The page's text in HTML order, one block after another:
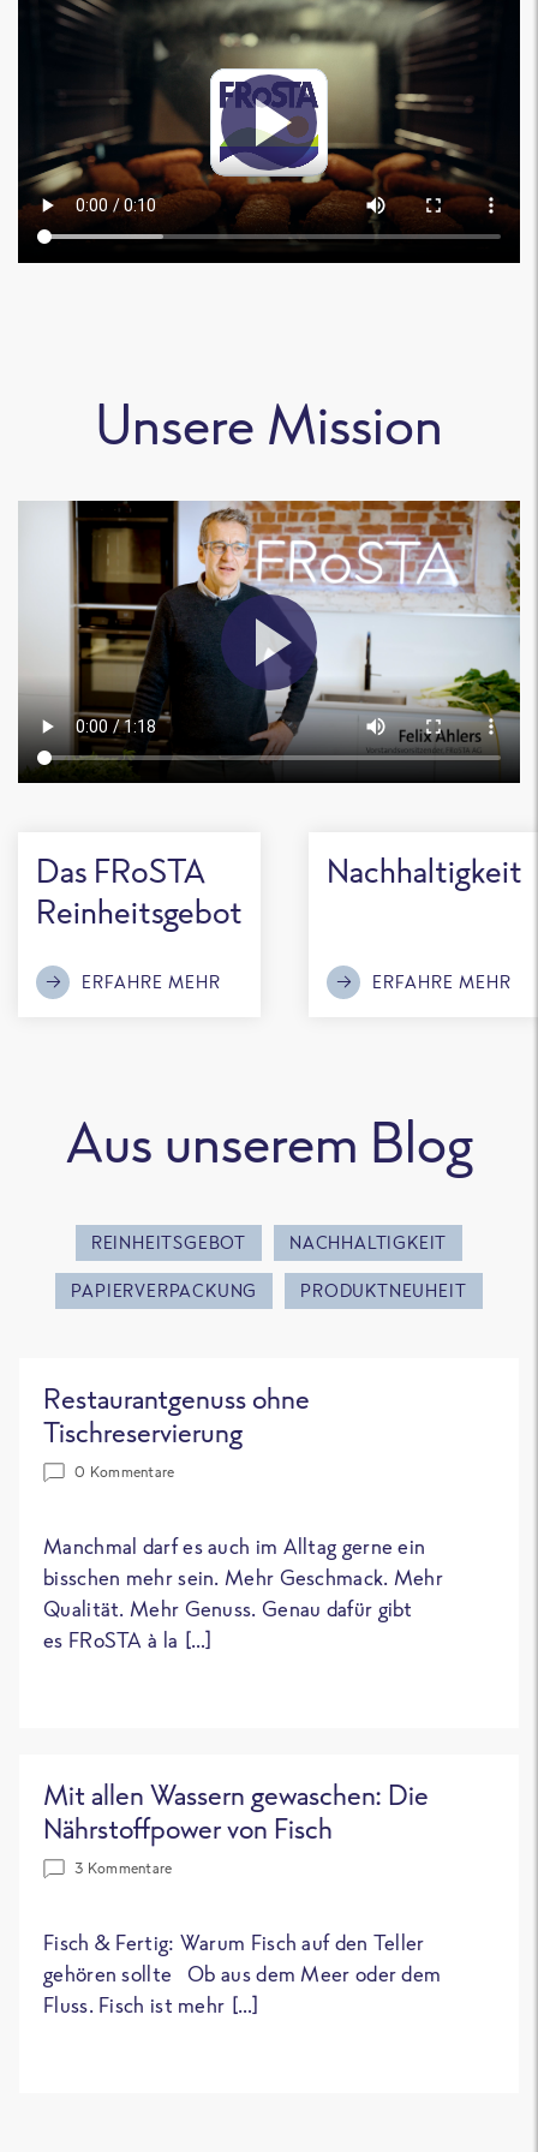
Unsere Mission
Das FRoSTA
Reinheitsgebot
ERFAHRE MEHR
Nachhaltigkeit
ERFAHRE MEHR
Aus unserem Blog
REINHEITSGEBOT NACHHALTIGKEIT
PAPIERVERPACKUNG PRODUKTNEUHEIT
Restaurantgenuss ohne
Tischreservierung
0 Kommentare
Manchmal darf es auch im Alltag gerne ein
bisschen mehr sein. Mehr Geschmack. Mehr
Qualität. Mehr Genuss. Genau dafür gibt
es FRoSTA à la […]
Mit allen Wassern gewaschen: Die
Nährstoffpower von Fisch
3 Kommentare
Fisch & Fertig: Warum Fisch auf den Teller
gehören sollte Ob aus dem Meer oder dem
Fluss. Fisch ist mehr […]